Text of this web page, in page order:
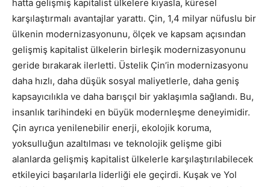
hatta gelişmiş kapitalist ülkelere kıyasla, küresel
karşılaştırmalı avantajlar yarattı. Çin, 1,4 milyar nüfuslu bir
ülkenin modernizasyonunu, ölçek ve kapsam açısından
gelişmiş kapitalist ülkelerin birleşik modernizasyonunu
geride bırakarak ilerletti. Üstelik Çin’in modernizasyonu
daha hızlı, daha düşük sosyal maliyetlerle, daha geniş
kapsayıcılıkla ve daha barışçıl bir yaklaşımla sağlandı. Bu,
insanlık tarihindeki en büyük modernleşme deneyimidir.
Çin ayrıca yenilenebilir enerji, ekolojik koruma,
yoksulluğun azaltılması ve teknolojik gelişme gibi
alanlarda gelişmiş kapitalist ülkelerle karşılaştırılabilecek
etkileyici başarılarla liderliği ele geçirdi. Kuşak ve Yol